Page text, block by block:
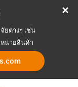
ยต่างๆ เช่น
หน่ายสินค้า